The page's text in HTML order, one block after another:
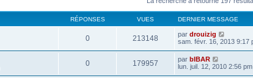
RÉPONSES VUES DERNIER MESSAGE
0 213148 par drouizig
sam. févr. 16, 2013 9:17
0 179957 par bIBAR
lun. juil. 12, 2010 2:56 pm